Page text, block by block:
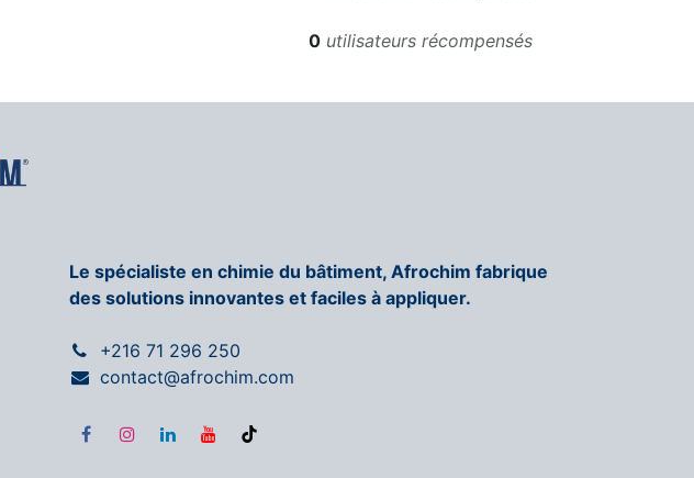
0 utilisateurs récompensés
Le spécialiste en chimie du bâtiment, Afrochim fabrique
des solutions innovantes et faciles à appliquer.
+216 71 296 250
contact@afrochim.com